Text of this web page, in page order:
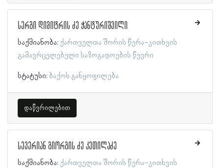
სერგი დიმიტრის ძე ჭანტურიშვილი
საქმიანობა: ქართველთა შორის წერა-კითხვის
გამავრცელებელი საზოგადოების წევრი
სტატუსი: ბაქოს განყოფილება
დაწვრილებით
სევერიან გიორგის ძე კეთილაძე
საქმიანობა: ქართველთა შორის წერა-კითხვის